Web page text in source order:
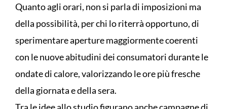
Quanto agli orari, non si parla di imposizioni ma
della possibilità, per chi lo riterrà opportuno, di
sperimentare aperture maggiormente coerenti
con le nuove abitudini dei consumatori durante le
ondate di calore, valorizzando le ore più fresche
della giornata e della sera.
Tra le idee allo studio figurano anche campagne di